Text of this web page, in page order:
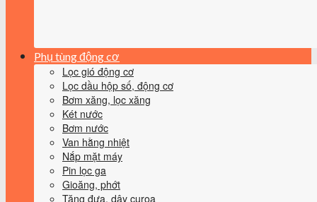
Phụ tùng động cơ
Lọc gió động cơ
Lọc dầu hộp số, động cơ
Bơm xăng, lọc xăng
Két nước
Bơm nước
Van hằng nhiệt
Nắp mặt máy
Pin lọc ga
Gioăng, phớt
Tăng đưa, dây curoa